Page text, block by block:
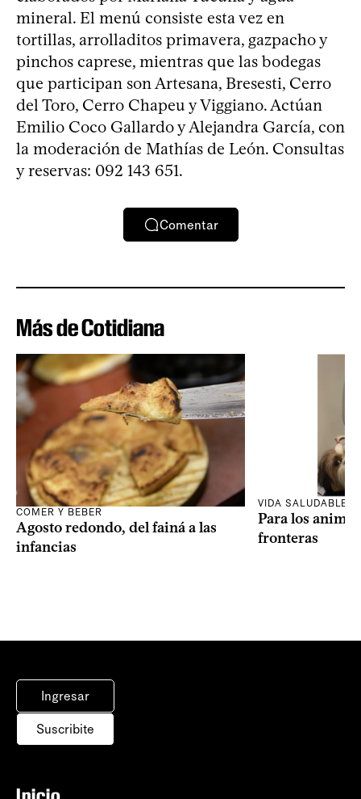
mineral. El menú consiste esta vez en
tortillas, arrolladitos primavera, gazpacho y
pinchos caprese, mientras que las bodegas
que participan son Artesana, Bresesti, Cerro
del Toro, Cerro Chapeu y Viggiano. Actúan
Emilio Coco Gallardo y Alejandra García, con
la moderación de Mathías de León. Consultas
y reservas: 092 143 651.
Comentar
Más de Cotidiana
COMER Y BEBER
Agosto redondo, del fainá a las
infancias
VIDA SALUDABLE
Para los
fronteras
Ingresar
Suscribite